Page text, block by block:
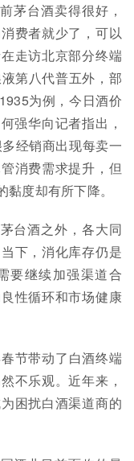
茅台酒卖得很好，
费者就少了，可以
走访北京部分终端
第八代普五外，部
为例，今日酒价
强华向记者指出，
经销商出现每卖一
消费需求提升，但
度却有所下降。
台酒之外，各大同
下，消化库存仍是
要继续加强渠道合
性循环和市场健康
节带动了白酒终端
不乐观。近年来，
困扰白酒渠道商的